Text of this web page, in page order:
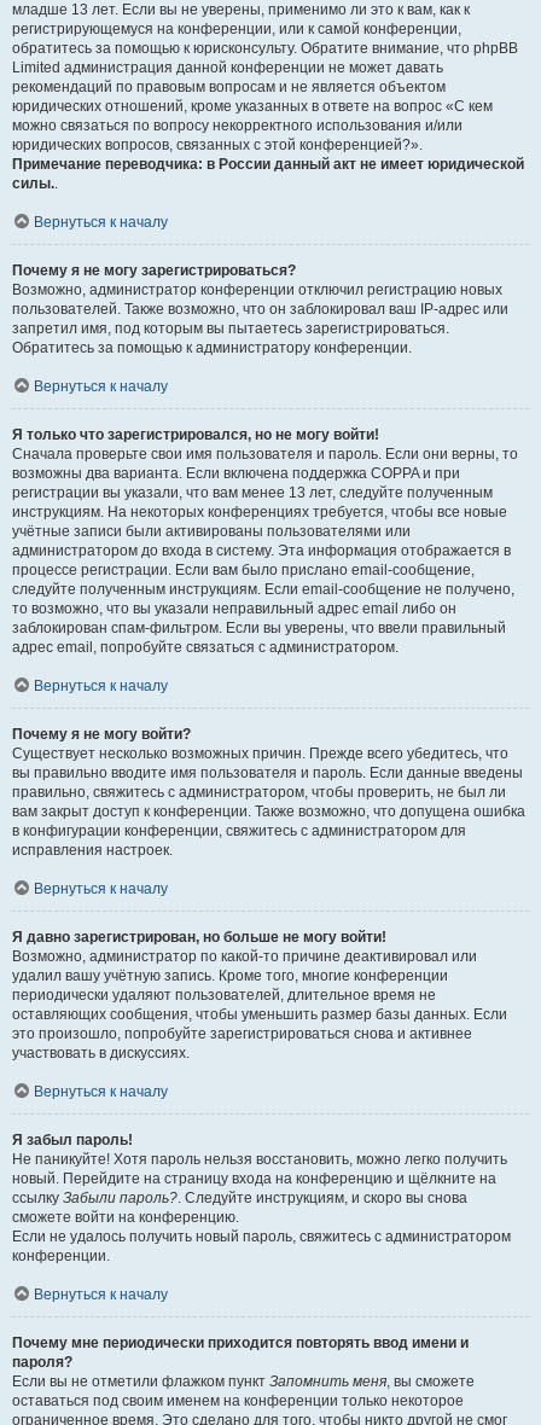
младше 13 лет. Если вы не уверены, применимо ли это к вам, как к
регистрирующемуся на конференции, или к самой конференции,
обратитесь за помощью к юрисконсульту. Обратите внимание, что phpBB
Limited администрация данной конференции не может давать
рекомендаций по правовым вопросам и не является объектом
юридических отношений, кроме указанных в ответе на вопрос «С кем
можно связаться по вопросу некорректного использования и/или
юридических вопросов, связанных с этой конференцией?».
Примечание переводчика: в России данный акт не имеет юридической
силы..
Вернуться к началу
Почему я не могу зарегистрироваться?
Возможно, администратор конференции отключил регистрацию новых
пользователей. Также возможно, что он заблокировал ваш IP-адрес или
запретил имя, под которым вы пытаетесь зарегистрироваться.
Обратитесь за помощью к администратору конференции.
Вернуться к началу
Я только что зарегистрировался, но не могу войти!
Сначала проверьте свои имя пользователя и пароль. Если они верны, то
возможны два варианта. Если включена поддержка COPPA и при
регистрации вы указали, что вам менее 13 лет, следуйте полученным
инструкциям. На некоторых конференциях требуется, чтобы все новые
учётные записи были активированы пользователями или
администратором до входа в систему. Эта информация отображается в
процессе регистрации. Если вам было прислано email-сообщение,
следуйте полученным инструкциям. Если email-сообщение не получено,
то возможно, что вы указали неправильный адрес email либо он
заблокирован спам-фильтром. Если вы уверены, что ввели правильный
адрес email, попробуйте связаться с администратором.
Вернуться к началу
Почему я не могу войти?
Существует несколько возможных причин. Прежде всего убедитесь, что
вы правильно вводите имя пользователя и пароль. Если данные введены
правильно, свяжитесь с администратором, чтобы проверить, не был ли
вам закрыт доступ к конференции. Также возможно, что допущена ошибка
в конфигурации конференции, свяжитесь с администратором для
исправления настроек.
Вернуться к началу
Я давно зарегистрирован, но больше не могу войти!
Возможно, администратор по какой-то причине деактивировал или
удалил вашу учётную запись. Кроме того, многие конференции
периодически удаляют пользователей, длительное время не
оставляющих сообщения, чтобы уменьшить размер базы данных. Если
это произошло, попробуйте зарегистрироваться снова и активнее
участвовать в дискуссиях.
Вернуться к началу
Я забыл пароль!
Не паникуйте! Хотя пароль нельзя восстановить, можно легко получить
новый. Перейдите на страницу входа на конференцию и щёлкните на
ссылку Забыли пароль?. Следуйте инструкциям, и скоро вы снова
сможете войти на конференцию.
Если не удалось получить новый пароль, свяжитесь с администратором
конференции.
Вернуться к началу
Почему мне периодически приходится повторять ввод имени и
пароля?
Если вы не отметили флажком пункт Запомнить меня, вы сможете
оставаться под своим именем на конференции только некоторое
ограниченное время. Это сделано для того, чтобы никто другой не смог